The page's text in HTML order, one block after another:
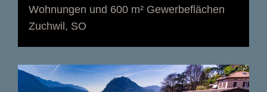
Wohnungen und 600 m² Gewerbeflächen
Zuchwil, SO